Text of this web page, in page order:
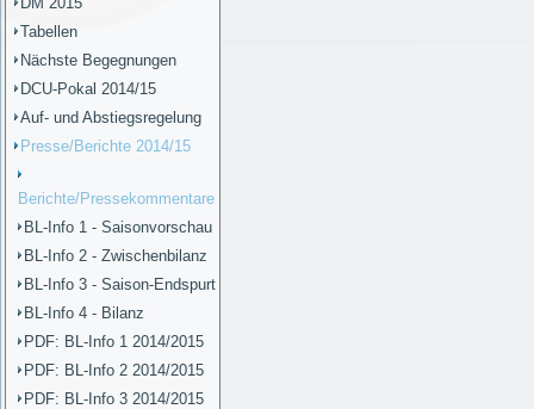
Tabellen
Nächste Begegnungen
DCU-Pokal 2014/15
Auf- und Abstiegsregelung
Presse/Berichte 2014/15
Berichte/Pressekommentare
BL-Info 1 - Saisonvorschau
BL-Info 2 - Zwischenbilanz
BL-Info 3 - Saison-Endspurt
BL-Info 4 - Bilanz
PDF: BL-Info 1 2014/2015
PDF: BL-Info 2 2014/2015
PDF: BL-Info 3 2014/2015